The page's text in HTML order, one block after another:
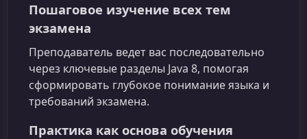
Пошаговое изучение всех тем
экзамена
Преподаватель ведет вас последовательно
через ключевые разделы Java 8, помогая
сформировать глубокое понимание языка и
требований экзамена.
Практика как основа обучения